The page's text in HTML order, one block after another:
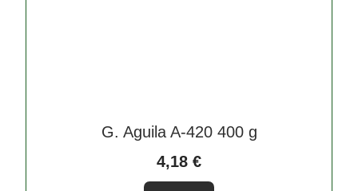
G. Aguila A-420 400 g
4,18 €